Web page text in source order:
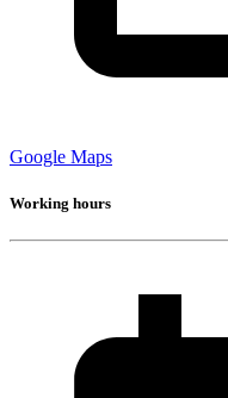
Google Maps
Working hours